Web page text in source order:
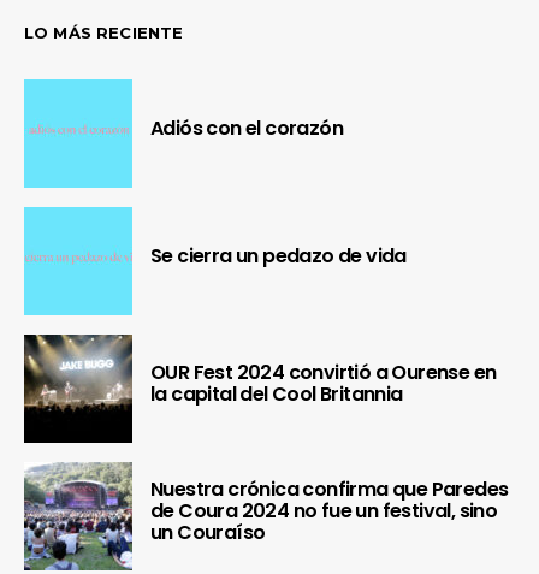
LO MÁS RECIENTE
Adiós con el corazón
Se cierra un pedazo de vida
OUR Fest 2024 convirtió a Ourense en
la capital del Cool Britannia
Nuestra crónica confirma que Paredes
de Coura 2024 no fue un festival, sino
un Couraíso